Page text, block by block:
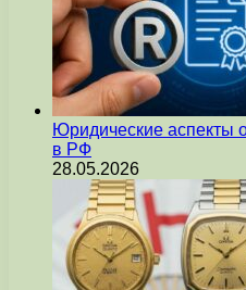
Юридические аспекты
в РФ
28.05.2026